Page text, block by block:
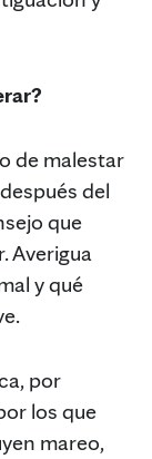
de malestar
del
que
Averigua
y qué
por
los que
mareo,